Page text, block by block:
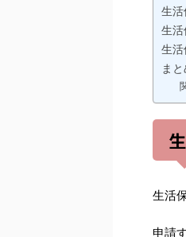
生活
生
生活
ま
生活
申請